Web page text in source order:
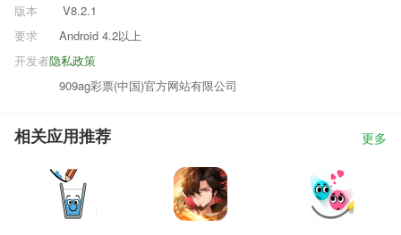
版本
V8.2.1
要求
Android 4.2以上
隐私政策
开发者
909ag彩票(中国)官方网站有限公司
相关应用推荐 更多